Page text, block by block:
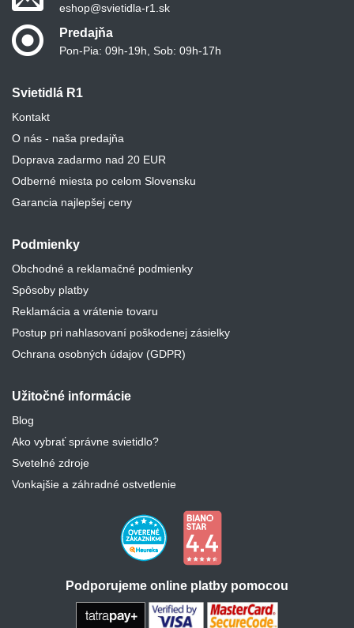
Svietidlá R1
Kontakt
O nás - naša predajňa
Doprava zadarmo nad 20 EUR
Odberné miesta po celom Slovensku
Garancia najlepšej ceny
Podmienky
Obchodné a reklamačné podmienky
Spôsoby platby
Reklamácia a vrátenie tovaru
Postup pri nahlasovaní poškodenej zásielky
Ochrana osobných údajov (GDPR)
Užitočné informácie
Blog
Ako vybrať správne svietidlo?
Svetelné zdroje
Vonkajšie a záhradné ostvetlenie
eshop@svietidla-r1.sk
Predajňa
Pon-Pia: 09h-19h, Sob: 09h-17h
Podporujeme online platby pomocou